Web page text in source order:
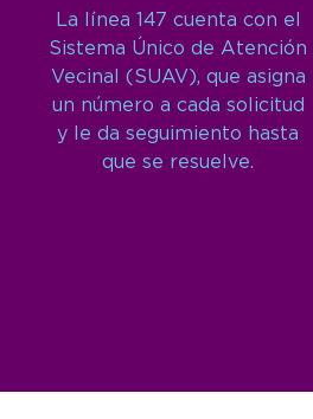
La línea 147 cuenta con el
Sistema Único de Atención
Vecinal (SUAV), que asigna
un número a cada solicitud
y le da seguimiento hasta
que se resuelve.